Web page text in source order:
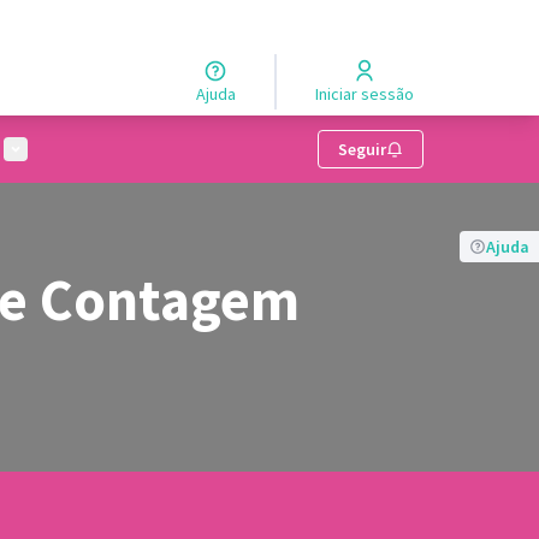
Ajuda Iniciar sessão
Menu de usuários Seguir
Ajuda
Contagem